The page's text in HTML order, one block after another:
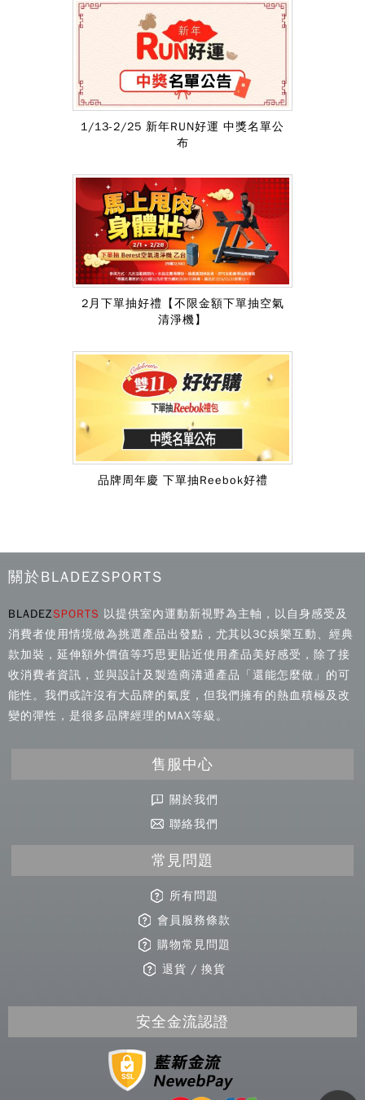
1/13-2/25 新年RUN好運 中獎名單公
布
2月下單抽好禮【不限金額下單抽空氣
清淨機】
品牌周年慶 下單抽Reebok好禮
關於BLADEZSPORTS
BLADEZSPORTS 以提供室內運動新視野為主軸，以自身感受及
消費者使用情境做為挑選產品出發點，尤其以3C娛樂互動、經典
款加裝，延伸額外價值等巧思更貼近使用產品美好感受，除了接
收消費者資訊，並與設計及製造商溝通產品「還能怎麼做」的可
能性。我們或許沒有大品牌的氣度，但我們擁有的熱血積極及改
變的彈性，是很多品牌經理的MAX等級。
售服中心
關於我們
聯絡我們
常見問題
所有問題
會員服務條款
購物常見問題
退貨 / 換貨
安全金流認證